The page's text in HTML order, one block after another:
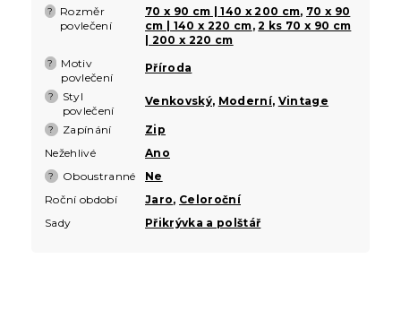
?
Rozměr
povlečení
70 x 90 cm | 140 x 200 cm, 70 x 90
cm | 140 x 220 cm,2 ks 70 x 90 cm
| 200 x 220 cm
?
Motiv
povlečení
Příroda
?
Styl
povlečení
Venkovský, Moderní, Vintage
? Zapínání
Zip
Nežehlivé
Ano
? Oboustranné
Ne
Roční období
Jaro, Celoroční
Sady
Přikrývka a polštář